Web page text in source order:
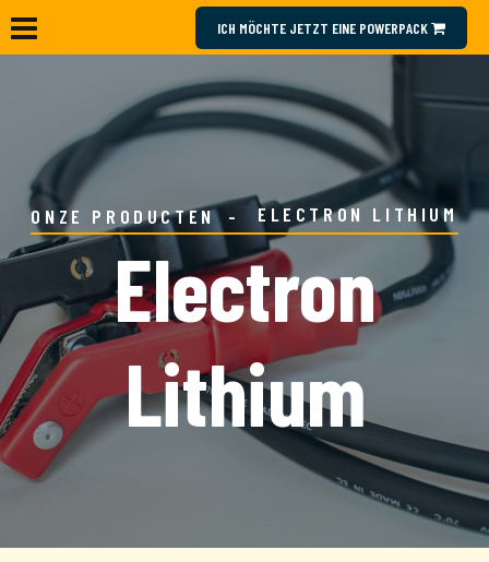
ICH MÖCHTE JETZT EINE POWERPACK
ONZE PRODUCTEN ELECTRON LITHIUM
Electron
Lithium